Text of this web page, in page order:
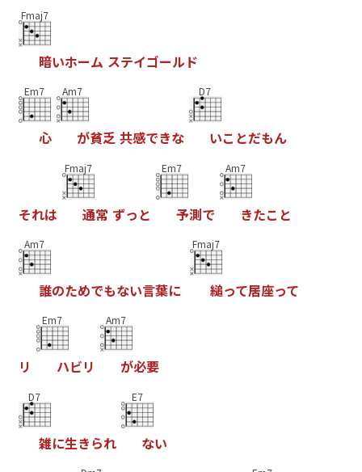
Fmaj7
暗いホーム ステイゴール ド
Em7
心
Am7
が貧乏 共感できな
D7
いこ とだもん
それは
Fmaj7
通常 ずっ と
Em7
予測で
Am7
きたこ と
Am7
誰のためでもない言葉に
Fmaj7
縋って居座って
リ
Em7
ハビリ
Am7
が必要
D7
雑に生きられ
E7
ない